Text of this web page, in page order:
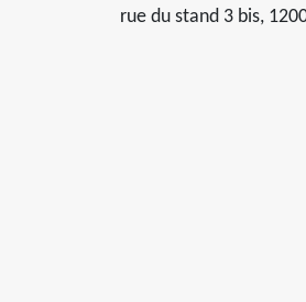
rue du stand 3 bis,